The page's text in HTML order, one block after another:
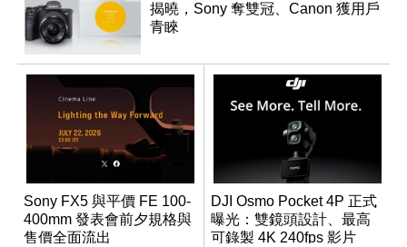
揭曉，Sony 奪雙冠、Canon 獲用戶
青睞
Sony FX5 與平價 FE 100-
400mm 發表會前夕規格與
售價全面流出
DJI Osmo Pocket 4P 正式
曝光：雙鏡頭設計、最高
可錄製 4K 240fps 影片